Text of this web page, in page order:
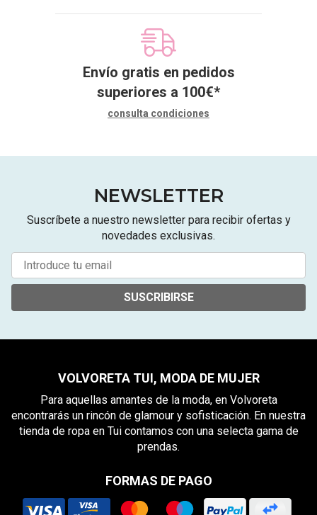
Envío gratis en pedidos
superiores a 100€*
consulta condiciones
NEWSLETTER
Suscríbete a nuestro newsletter para recibir ofertas y
novedades exclusivas.
SUSCRIBIRSE
VOLVORETA TUI, MODA DE MUJER
Para aquellas amantes de la moda, en Volvoreta
encontrarás un rincón de glamour y sofisticación. En nuestra
tienda de ropa en Tui contamos con una selecta gama de
prendas.
FORMAS DE PAGO